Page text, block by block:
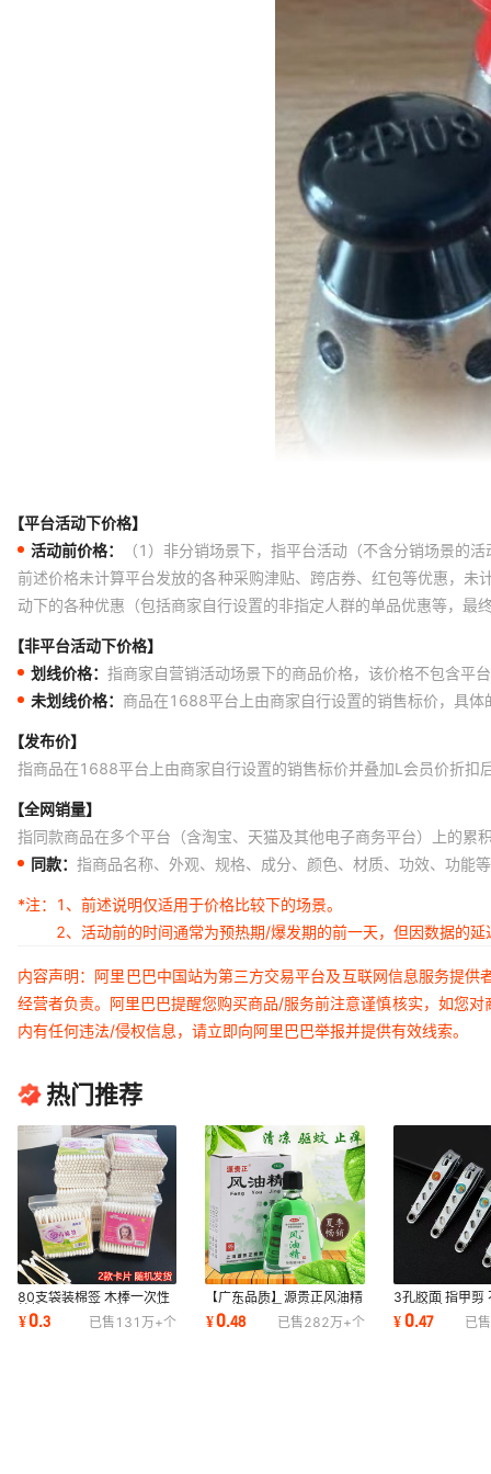
【平台活动下价格】
活动前价格：
（1）非分销场景下，指平台活动（不含分销场景的
前述价格未计算平台发放的各种采购津贴、跨店券、红包等优惠，
动下的各种优惠（包括商家自行设置的非指定人群的单品优惠等，
【非平台活动下价格】
划线价格： 指商家自营销活动场景下的商品价格，该价格不包含平
未划线价格： 商品在1688平台上由商家自行设置的销售标价，具
【发布价】
指商品在1688平台上由商家自行设置的销售标价并叠加L会员价折扣
【全网销量】
指同款商品在多个平台（含淘宝、天猫及其他电子商务平台）上的累
同款： 指商品名称、外观、规格、成分、颜色、材质、功效、功能
*注：
1、前述说明仅适用于价格比较下的场景。
2、活动前的时间通常为预热期/爆发期的前一天，但因数据的
内容声明：阿里巴巴中国站为第三方交易平台及互联网信息服务提
经营者负责。阿里巴巴提醒您购买商品/服务前注意谨慎核实，如您
内有任何违法/侵权信息，请立即向阿里巴巴举报并提供有效线索。
热门推荐
80支袋装棉签 木棒一次性
棉签1元2元店百货厂家货
源
¥0.3 已售 131万+个
【广东品质】源贵正风油精
3lm 提神防暑风油精清凉油
驱蚊万金油一
¥0.48 已售282万+个
3孔胶面 指甲剪
甲刀带挖耳勺
¥0.47 已售